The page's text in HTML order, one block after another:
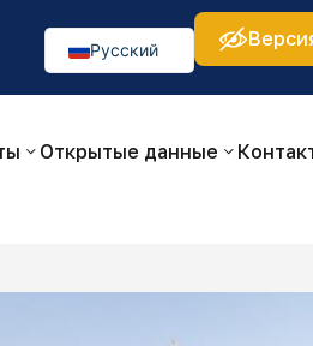
Изображения: 👁 🚫
Русский
O‘zbekcha
Открытые данные